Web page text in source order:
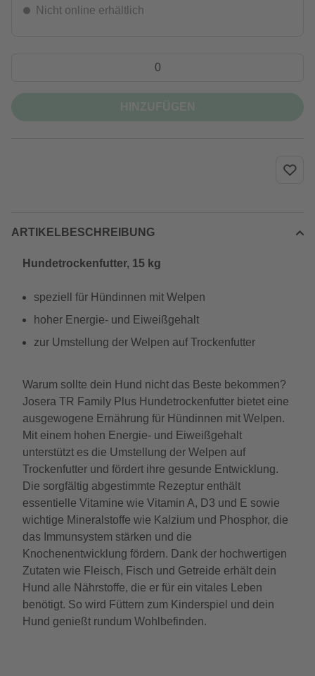
Nicht online erhältlich
ARTIKELBESCHREIBUNG
Hundetrockenfutter, 15 kg
speziell für Hündinnen mit Welpen
hoher Energie- und Eiweißgehalt
zur Umstellung der Welpen auf Trockenfutter
Warum sollte dein Hund nicht das Beste bekommen?
Josera TR Family Plus Hundetrockenfutter bietet eine
ausgewogene Ernährung für Hündinnen mit Welpen.
Mit einem hohen Energie- und Eiweißgehalt
unterstützt es die Umstellung der Welpen auf
Trockenfutter und fördert ihre gesunde Entwicklung.
Die sorgfältig abgestimmte Rezeptur enthält
essentielle Vitamine wie Vitamin A, D3 und E sowie
wichtige Mineralstoffe wie Kalzium und Phosphor, die
das Immunsystem stärken und die
Knochenentwicklung fördern. Dank der hochwertigen
Zutaten wie Fleisch, Fisch und Getreide erhält dein
Hund alle Nährstoffe, die er für ein vitales Leben
benötigt. So wird Füttern zum Kinderspiel und dein
Hund genießt rundum Wohlbefinden.